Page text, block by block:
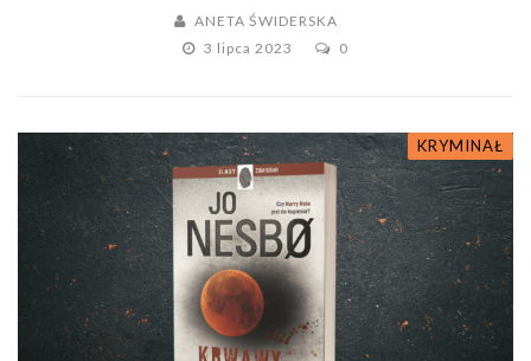
ANETA ŚWIDERSKA
3 lipca 2023
0
KRYMINAŁ